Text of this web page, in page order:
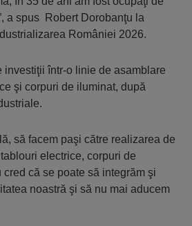
a spus Robert Dorobanţu la
României 2026.
investiţii într-o linie de asamblare
şi corpuri de iluminat, după
să facem paşi către realizarea de
electrice, corpuri de
că se poate să integrăm şi
noastră şi să nu mai aducem